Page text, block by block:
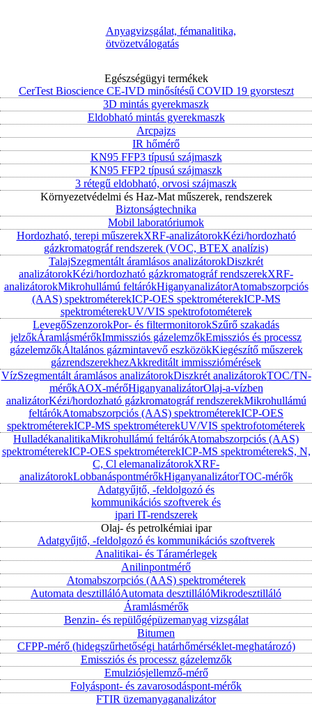
Anyagvizsgálat, fémanalitika,
ötvözetválogatás
Egészségügyi termékek
CerTest Bioscience CE-IVD minősítésű COVID 19 gyorsteszt
3D mintás gyerekmaszk
Eldobható mintás gyerekmaszk
Arcpajzs
IR hőmérő
KN95 FFP3 típusú szájmaszk
KN95 FFP2 típusú szájmaszk
3 rétegű eldobható, orvosi szájmaszk
Környezetvédelmi és Haz-Mat műszerek, rendszerek
Biztonságtechnika
Mobil laboratóriumok
Hordozható, terepi műszerekXRF-analizátorokKézi/hordozható
gázkromatográf rendszerek (VOC, BTEX analízis)
TalajSzegmentált áramlásos analizátorokDiszkrét
analizátorokKézi/hordozható gázkromatográf rendszerekXRF-
analizátorokMikrohullámú feltárókHiganyanalizátorAtomabszorpciós
(AAS) spektrométerekICP-OES spektrométerekICP-MS
spektrométerekUV/VIS spektrofotométerek
LevegőSzenzorokPor- és filtermonitorokSzűrő szakadás
jelzőkÁramlásmérőkImmissziós gázelemzőkEmissziós és processz
gázelemzőkÁltalános gázmintavevő eszközökKiegészítő műszerek
gázrendszerekhezAkkreditált immissziómérések
VízSzegmentált áramlásos analizátorokDiszkrét analizátorokTOC/TN-
mérőkAOX-mérőHiganyanalizátorOlaj-a-vízben
analizátorKézi/hordozható gázkromatográf rendszerekMikrohullámú
feltárókAtomabszorpciós (AAS) spektrométerekICP-OES
spektrométerekICP-MS spektrométerekUV/VIS spektrofotométerek
HulladékanalitikaMikrohullámú feltárókAtomabszorpciós (AAS)
spektrométerekICP-OES spektrométerekICP-MS spektrométerekS, N,
C, Cl elemanalizátorokXRF-
analizátorokLobbanáspontmérőkHiganyanalizátorTOC-mérők
Adatgyűjtő, -feldolgozó és
kommunikációs szoftverek és
ipari IT-rendszerek
Olaj- és petrolkémiai ipar
Adatgyűjtő, -feldolgozó és kommunikációs szoftverek
Analitikai- és Táramérlegek
Anilinpontmérő
Atomabszorpciós (AAS) spektrométerek
Automata desztillálóAutomata desztillálóMikrodesztilláló
Áramlásmérők
Benzin- és repülőgépüzemanyag vizsgálat
Bitumen
CFPP-mérő (hidegszűrhetőségi határhőmérséklet-meghatározó)
Emissziós és processz gázelemzők
Emulziósjellemző-mérő
Folyáspont- és zavarosodáspont-mérők
FTIR üzemanyaganalizátor